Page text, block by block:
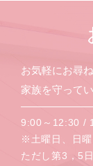
お気軽にお尋
家族を守ってい
9:00～12:30 /
※土曜日、日曜
ただし第3，5